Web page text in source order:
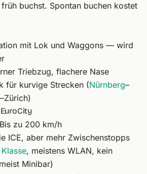
buchst. Spontan buchen kostet
mit Lok und Waggons — wird
Triebzug, flachere Nase
für kurvige Strecken (Nürnberg–
–Zürich)
Bis zu 200 km/h
ICE, aber mehr Zwischenstopps
, meistens WLAN, kein
Minibar)